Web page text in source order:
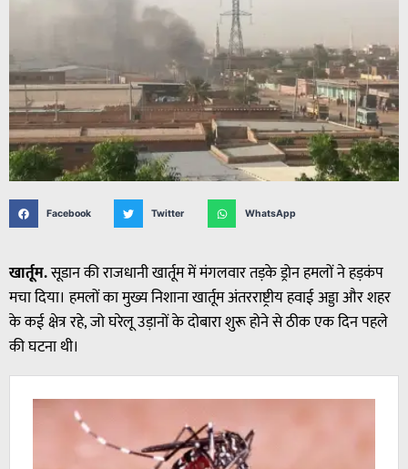
Facebook Twitter WhatsApp
खार्तूम.सूडान की राजधानी खार्तूम में मंगलवार तड़के ड्रोन हमलों ने हड़कंप
मचा दिया। हमलों का मुख्य निशाना खार्तूम अंतरराष्ट्रीय हवाई अड्डा और शहर
के कई क्षेत्र रहे, जो घरेलू उड़ानों के दोबारा शुरू होने से ठीक एक दिन पहले
की घटना थी।